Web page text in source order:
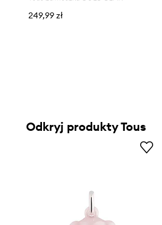
249,99 zł
Odkryj produkty Tous